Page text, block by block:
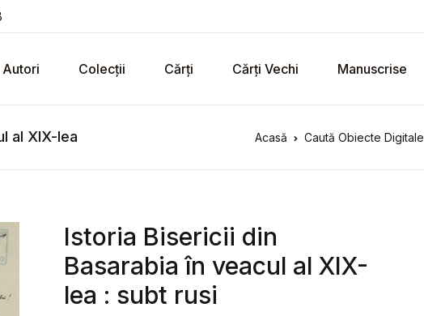
Autori Colecții Cărți Cărți Vechi Manuscrise
al XIX-lea Acasă Caută Obiecte Digitale
Istoria Bisericii din
Basarabia în veacul al XIX-
lea : subt rusi